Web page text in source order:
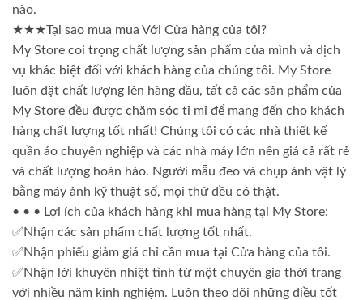
nào.
★★★Tại sao mua mua Với Cửa hàng của tôi?
My Store coi trọng chất lượng sản phẩm của mình và dịch
vụ khác biệt đối với khách hàng của chúng tôi. My Store
luôn đặt chất lượng lên hàng đầu, tất cả các sản phẩm của
My Store đều được chăm sóc tỉ mỉ để mang đến cho khách
hàng chất lượng tốt nhất! Chúng tôi có các nhà thiết kế
quần áo chuyên nghiệp và các nhà máy lớn nên giá cả rất rẻ
và chất lượng hoàn hảo. Người mẫu đeo và chụp ảnh vật lý
bằng máy ảnh kỹ thuật số, mọi thứ đều có thật.
• • • Lợi ích của khách hàng khi mua hàng tại My Store:
✅Nhận các sản phẩm chất lượng tốt nhất.
✅Nhận phiếu giảm giá chỉ cần mua tại Cửa hàng của tôi.
✅Nhận lời khuyên nhiệt tình từ một chuyên gia thời trang
với nhiều năm kinh nghiệm. Luôn theo dõi những điều tốt